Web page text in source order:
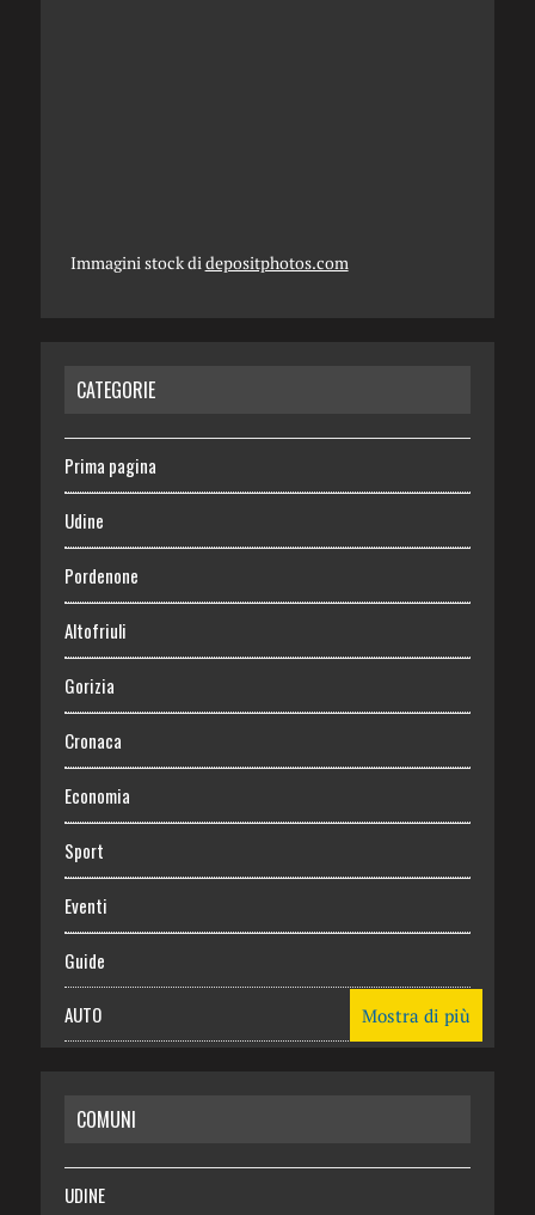
Immagini stock di depositphotos.com
CATEGORIE
Prima pagina
Udine
Pordenone
Altofriuli
Gorizia
Cronaca
Economia
Sport
Eventi
Guide
AUTO
RISPARMIO
SALUTE
Mostra di più
COMUNI
UDINE